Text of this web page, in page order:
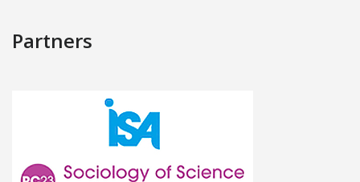
Partners